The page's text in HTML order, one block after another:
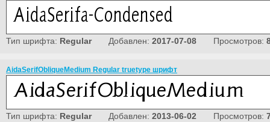
Тип шрифта: RegularДобавлен: 2017-07-08 Просмотров:
AidaSerifObliqueMedium Regular truetype шрифт
Тип шрифта: RegularДобавлен: 2013-06-02 Просмотров: